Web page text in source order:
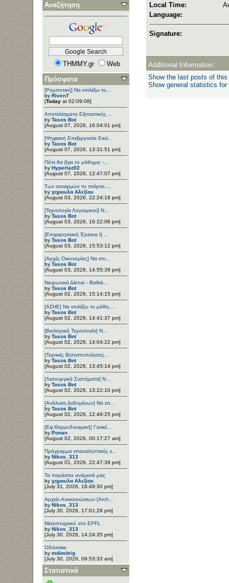
Αναζήτηση
THMMY.gr
Web
Πρόσφατα
[Ρομποτική] Να επιλέξω το...
by RivenT
[Today at 02:09:08]
Αποτελέσματα Εξεταστικής ...
by Tasos Bot
[August 07, 2026, 16:04:01 pm]
[Ψηφιακή Επεξεργασία Εικό...
by Tasos Bot
[August 07, 2026, 13:31:51 pm]
Πότε θα βγει το μάθημα; -...
by Hyperlaz02
[August 07, 2026, 12:47:07 pm]
Των συνειρμών το παίγνιο....
by χηρουλα Αλεξίου
[August 03, 2026, 22:24:18 pm]
[Τεχνολογία Λογισμικού] Ν...
by Tasos Bot
[August 03, 2026, 16:22:06 pm]
[Επιχειρησιακή Έρευνα Ι] ...
by Tasos Bot
[August 03, 2026, 15:53:12 pm]
[Αρχές Οικονομίας] Να επι...
by Tasos Bot
[August 03, 2026, 14:55:39 pm]
Νευρωνικά Δίκτυα - Βαθιά...
by Tasos Bot
[August 02, 2026, 15:14:15 pm]
[ΑΣΗΕ] Να επιλέξω το μάθη...
by Tasos Bot
[August 02, 2026, 14:41:37 pm]
[Βιοϊατρική Τεχνολογία] Ν...
by Tasos Bot
[August 02, 2026, 14:04:22 pm]
[Τεχνικές Βελτιστοποίησης...
by Tasos Bot
[August 02, 2026, 13:45:14 pm]
[Λειτουργικά Συστήματα] Ν...
by Tasos Bot
[August 02, 2026, 13:22:10 pm]
[Ανάλυση Δεδομένων] Να επ...
by Tasos Bot
[August 02, 2026, 12:49:25 pm]
[Εφ.Θερμοδυναμική] Γενικέ...
by Ponan
[August 02, 2026, 00:17:27 am]
Πρόγραμμα επαναληπτικής ε...
by Nikos_313
[August 01, 2026, 22:47:39 pm]
Τα παράσιτα ανάμεσά μας
by χηρουλα Αλεξίου
[July 31, 2026, 18:49:30 pm]
Αρχείο Ανακοινώσεων [Arch...
by Nikos_313
[July 30, 2026, 17:01:28 pm]
Μεταπτυχιακό στο EPFL
by Nikos_313
[July 30, 2026, 14:24:35 pm]
Οδύσσεια
by mdimitrig
[July 30, 2026, 09:53:33 am]
Στατιστικά
Local Time:
Language:
Signature:
Additional Information:
Show the last posts of this
Show general statistics for